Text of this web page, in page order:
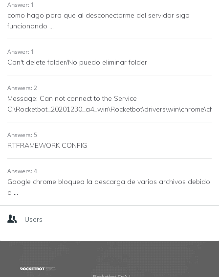
Answer: 1
como hago para que al desconectarme del servidor siga
funcionando ...
Answer: 1
Can't delete folder/No puedo eliminar folder
Answers: 2
Message: Can not connect to the Service
Answers: 5
RTFRAMEWORK CONFIG
Answers: 4
Google chrome bloquea la descarga de varios archivos debido
a ...
Users
Footer